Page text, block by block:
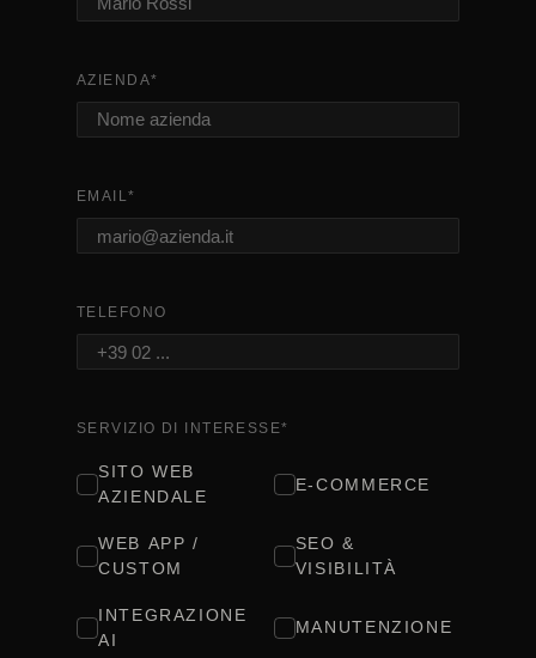
AZIENDA*
EMAIL*
TELEFONO
SERVIZIO DI INTERESSE*
SITO WEB
AZIENDALE
E-COMMERCE
WEB APP /
CUSTOM
SEO &
VISIBILITÀ
INTEGRAZIONE
AI
MANUTENZIONE